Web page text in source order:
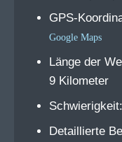
GPS-
Länge der
9 Kilometer
Detaillierte